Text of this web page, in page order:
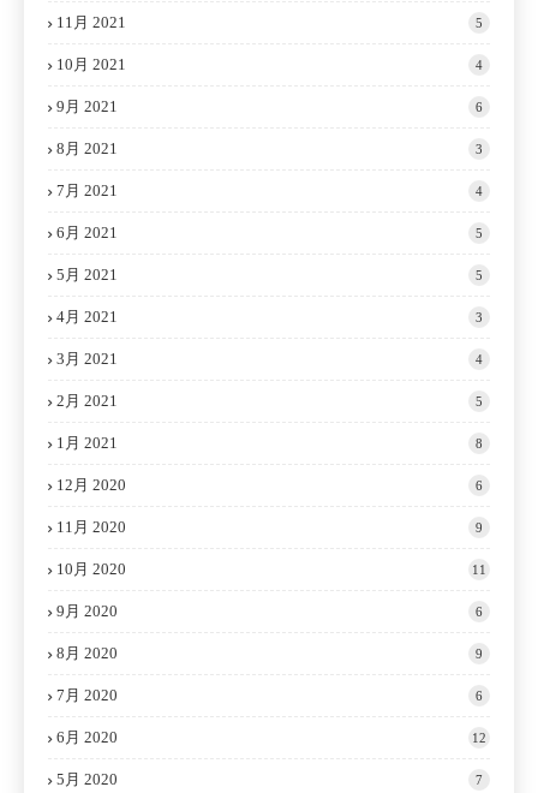
11月 2021 5
10月 2021 4
9月 2021 6
8月 2021 3
7月 2021 4
6月 2021 5
5月 2021 5
4月 2021 3
3月 2021 4
2月 2021 5
1月 2021 8
12月 2020 6
11月 2020 9
10月 2020 11
9月 2020 6
8月 2020 9
7月 2020 6
6月 2020 12
5月 2020 7